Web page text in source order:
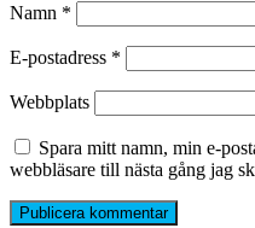
Namn *
E-postadress *
Webbplats
Spara mitt namn, min e-
webbläsare till nästa gång jag